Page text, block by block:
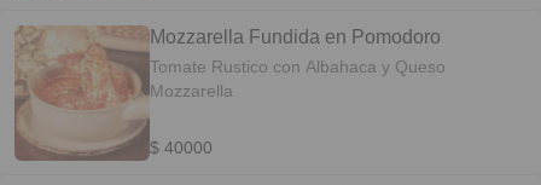
Mozzarella Fundida en Pomodoro
Tomate Rustico con Albahaca y Queso
Mozzarella
$ 40000